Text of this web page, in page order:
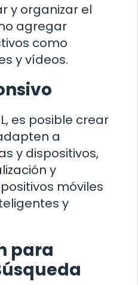
y organizar el
agregar
como
y vídeos.
es posible crear
a
y dispositivos,
y
móviles
y
para